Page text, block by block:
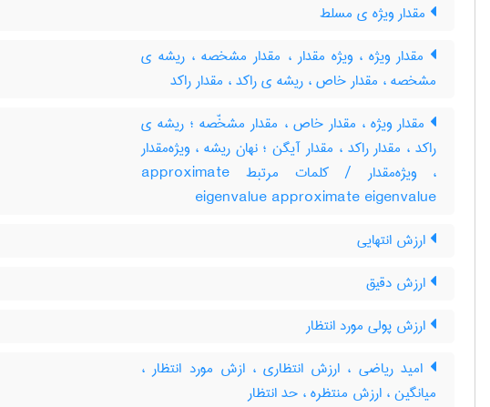
مقدار ویژه ی مسلط
مقدار ویژه ، ویژه مقدار ، مقدار مشخصه ، ریشه ی
مشخصه ، مقدار خاص ، ریشه ی راکد ، مقدار راکد
مقدار ویژه ، مقدار خاص ، مقدار مشخّصه ؛ ریشه ی
راکد ، مقدار راکد ، مقدار آیگن ؛ نهان ریشه ، ویژه‌مقدار
، ویژه‌مقدار / کلمات مرتبط approximate
eigenvalue approximate eigenvalue
ارزش انتهایی
ارزش دقیق
ارزش پولی مورد انتظار
امید ریاضی ، ارزش انتظاری ، ازش مورد انتظار ،
میانگین ، ارزش منتظره ، حد انتظار